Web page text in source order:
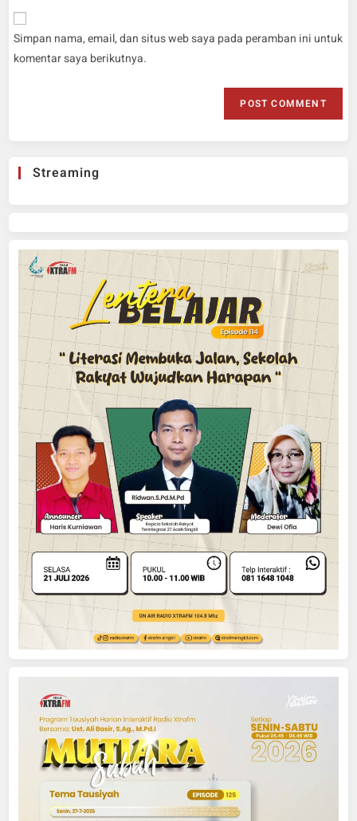
Simpan nama, email, dan situs web saya pada peramban ini untuk
komentar saya berikutnya.
Streaming